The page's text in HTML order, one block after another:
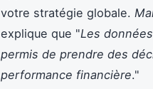
votre stratégie globale.
explique que "Les
permis de prendre des
performance financière."